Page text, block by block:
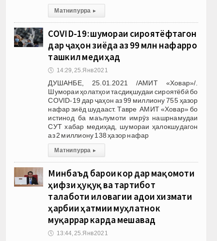
Матни пурра ▸
COVID-19: шумораи сироятёфтагон
дар ҷаҳон зиёда аз 99 млн нафарро
ташкил медиҳад
🕔 14:29, 25.Янв 2021
ДУШАНБЕ, 25.01.2021 /АМИТ «Ховар»/.
Шумораи ҳолатҳои тасдиқшудаи сироятёбӣ бо
COVID-19 дар ҷаҳон аз 99 миллиону 755 ҳазор
нафар зиёд шудааст. Тавре АМИТ «Ховар» бо
истинод ба маълумоти имрӯз нашрнамудаи
СУТ хабар медиҳад, шумораи ҳалокшудагон
аз 2 миллиону 138 ҳазор нафар
Матни пурра ▸
Минбаъд барои кор дар мақомоти
ҳифзи ҳуқуқ ва тартибот
талаботи иловагии адои хизмати
ҳарбии ҳатмии муҳлатнок
муқаррар карда мешавад
🕔 13:44, 25.Янв 2021